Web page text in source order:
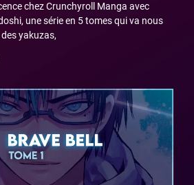
chez Crunchyroll Manga avec
une série en 5 tomes qui va nous
yakuzas,